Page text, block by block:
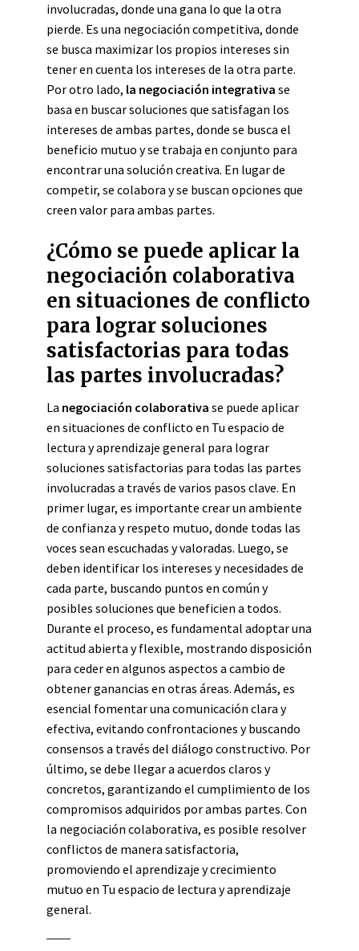
involucradas, donde una gana lo que la otra
pierde. Es una negociación competitiva, donde
se busca maximizar los propios intereses sin
tener en cuenta los intereses de la otra parte.
Por otro lado, la negociación integrativa se
basa en buscar soluciones que satisfagan los
intereses de ambas partes, donde se busca el
beneficio mutuo y se trabaja en conjunto para
encontrar una solución creativa. En lugar de
competir, se colabora y se buscan opciones que
creen valor para ambas partes.
¿Cómo se puede aplicar la
negociación colaborativa
en situaciones de conflicto
para lograr soluciones
satisfactorias para todas
las partes involucradas?
La negociación colaborativa se puede aplicar
en situaciones de conflicto en Tu espacio de
lectura y aprendizaje general para lograr
soluciones satisfactorias para todas las partes
involucradas a través de varios pasos clave. En
primer lugar, es importante crear un ambiente
de confianza y respeto mutuo, donde todas las
voces sean escuchadas y valoradas. Luego, se
deben identificar los intereses y necesidades de
cada parte, buscando puntos en común y
posibles soluciones que beneficien a todos.
Durante el proceso, es fundamental adoptar una
actitud abierta y flexible, mostrando disposición
para ceder en algunos aspectos a cambio de
obtener ganancias en otras áreas. Además, es
esencial fomentar una comunicación clara y
efectiva, evitando confrontaciones y buscando
consensos a través del diálogo constructivo. Por
último, se debe llegar a acuerdos claros y
concretos, garantizando el cumplimiento de los
compromisos adquiridos por ambas partes. Con
la negociación colaborativa, es posible resolver
conflictos de manera satisfactoria,
promoviendo el aprendizaje y crecimiento
mutuo en Tu espacio de lectura y aprendizaje
general.